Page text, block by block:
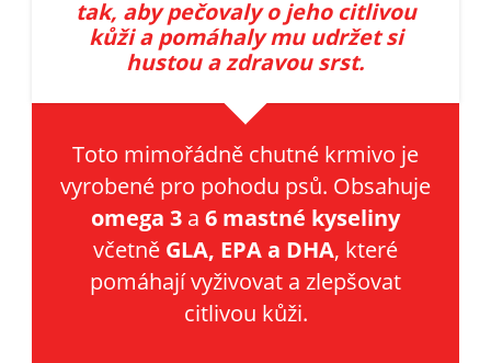
tak, aby pečovaly o jeho citlivou
kůži a pomáhaly mu udržet si
hustou a zdravou srst.
Toto mimořádně chutné krmivo je
vyrobené pro pohodu psů. Obsahuje
omega 3 a 6 mastné kyseliny
včetně GLA, EPA a DHA, které
pomáhají vyživovat a zlepšovat
citlivou kůži.